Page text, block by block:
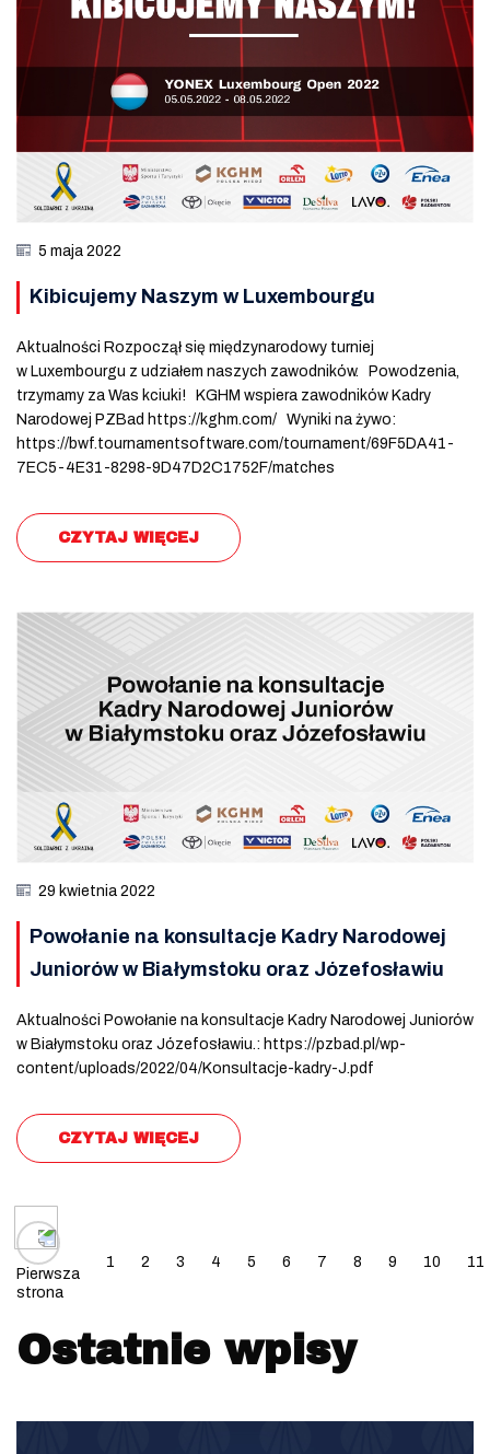
5 maja 2022
Kibicujemy Naszym w Luxembourgu
Aktualności Rozpoczął się międzynarodowy turniej
w Luxembourgu z udziałem naszych zawodników. Powodzenia,
trzymamy za Was kciuki! KGHM wspiera zawodników Kadry
Narodowej PZBad https://kghm.com/ Wyniki na żywo:
https://bwf.tournamentsoftware.com/tournament/69F5DA41-
7EC5-4E31-8298-9D47D2C1752F/matches
CZYTAJ WIĘCEJ
29 kwietnia 2022
Powołanie na konsultacje Kadry Narodowej
Juniorów w Białymstoku oraz Józefosławiu
Aktualności Powołanie na konsultacje Kadry Narodowej Juniorów
w Białymstoku oraz Józefosławiu.: https://pzbad.pl/wp-
content/uploads/2022/04/Konsultacje-kadry-J.pdf
CZYTAJ WIĘCEJ
Posts navigation
Pierwsza
strona
1 2 3 4 5 6 7 8 9 10 11
Ostatnie wpisy